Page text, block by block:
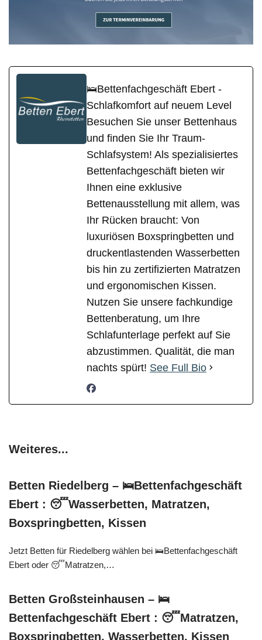
🛌Bettenfachgeschäft Ebert -
Schlafkomfort auf neuem Level
Besuchen Sie unser Bettenhaus
und finden Sie Ihr Traum-
Schlafsystem! Als spezialisiertes
Bettenfachgeschäft bieten wir
Ihnen eine exklusive
Bettenausstellung mit allem, was
Ihr Rücken braucht: Von
luxuriösen Boxspringbetten und
druckentlastenden Wasserbetten
bis hin zu zertifizierten Matratzen
und ergonomischen Kissen.
Nutzen Sie unsere fachkundige
Bettenberatung, um Ihre
Schlafunterlage perfekt auf Sie
abzustimmen. Qualität, die man
nachts spürt! See Full Bio
Weiteres...
Betten Riedelberg – 🛌Bettenfachgeschäft
Ebert : 😴Wasserbetten, Matratzen,
Boxspringbetten, Kissen
Jetzt Betten für Riedelberg wählen bei 🛌Bettenfachgeschäft
Ebert oder 😴Matratzen,…
Betten Großsteinhausen – 🛌
Bettenfachgeschäft Ebert : 😴Matratzen,
Boxspringbetten, Wasserbetten, Kissen